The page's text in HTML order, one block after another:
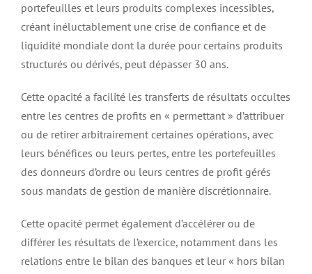
portefeuilles et leurs produits complexes incessibles,
créant inéluctablement une crise de confiance et de
liquidité mondiale dont la durée pour certains produits
structurés ou dérivés, peut dépasser 30 ans.
Cette opacité a facilité les transferts de résultats occultes
entre les centres de profits en « permettant » d’attribuer
ou de retirer arbitrairement certaines opérations, avec
leurs bénéfices ou leurs pertes, entre les portefeuilles
des donneurs d’ordre ou leurs centres de profit gérés
sous mandats de gestion de manière discrétionnaire.
Cette opacité permet également d’accélérer ou de
différer les résultats de l’exercice, notamment dans les
relations entre le bilan des banques et leur « hors bilan